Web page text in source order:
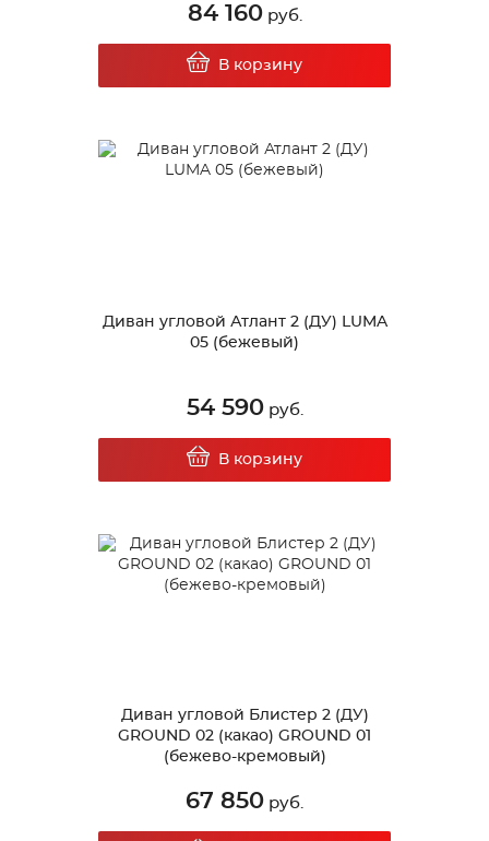
84 160руб.
В корзину
Диван угловой Атлант 2 (ДУ) LUMA
05 (бежевый)
54 590руб.
В корзину
Диван угловой Блистер 2 (ДУ)
GROUND 02 (какао) GROUND 01
(бежево-кремовый)
67 850 руб.